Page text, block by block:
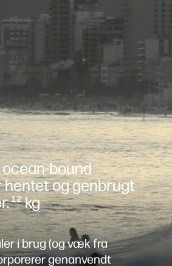
ocean-bound
og genbrugt
12kg
i brug (og væk fra
genanvendt